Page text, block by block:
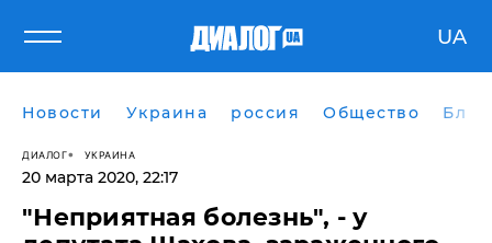
UA
Новости Украина россия Общество
ДИАЛОГ УКРАИНА
20 марта 2020, 22:17
​"Неприятная болезнь", - у